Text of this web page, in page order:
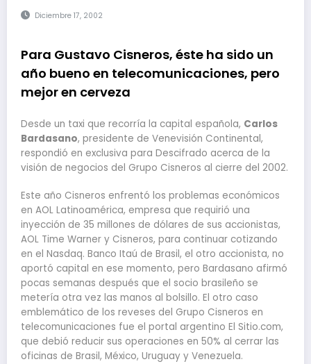
Diciembre 17, 2002
Para Gustavo Cisneros, éste ha sido un
año bueno en telecomunicaciones, pero
mejor en cerveza
Desde un taxi que recorría la capital española, Carlos
Bardasano, presidente de Venevisión Continental,
respondió en exclusiva para Descifrado acerca de la
visión de negocios del Grupo Cisneros al cierre del 2002.
Este año Cisneros enfrentó los problemas económicos
en AOL Latinoamérica, empresa que requirió una
inyección de 35 millones de dólares de sus accionistas,
AOL Time Warner y Cisneros, para continuar cotizando
en el Nasdaq. Banco Itaú de Brasil, el otro accionista, no
aportó capital en ese momento, pero Bardasano afirmó
pocas semanas después que el socio brasileño se
metería otra vez las manos al bolsillo. El otro caso
emblemático de los reveses del Grupo Cisneros en
telecomunicaciones fue el portal argentino El Sitio.com,
que debió reducir sus operaciones en 50% al cerrar las
oficinas de Brasil, México, Uruguay y Venezuela.